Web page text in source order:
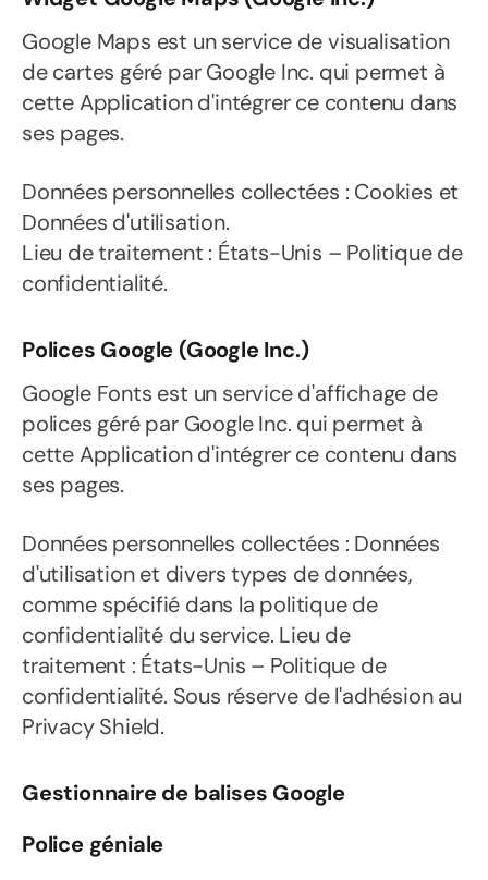
Google Maps est un service de visualisation
de cartes géré par Google Inc. qui permet à
cette Application d'intégrer ce contenu dans
ses pages.
Données personnelles collectées : Cookies et
Données d'utilisation.
Lieu de traitement : États-Unis – Politique de
confidentialité.
Polices Google (Google Inc.)
Google Fonts est un service d'affichage de
polices géré par Google Inc. qui permet à
cette Application d'intégrer ce contenu dans
ses pages.
Données personnelles collectées : Données
d'utilisation et divers types de données,
comme spécifié dans la politique de
confidentialité du service. Lieu de
traitement : États-Unis – Politique de
confidentialité. Sous réserve de l'adhésion au
Privacy Shield.
Gestionnaire de balises Google
Police géniale